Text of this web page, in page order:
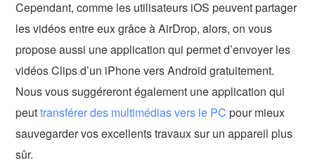
Cependant, comme les utilisateurs iOS peuvent partager
les vidéos entre eux grâce à AirDrop, alors, on vous
propose aussi une application qui permet d’envoyer les
vidéos Clips d’un iPhone vers Android gratuitement.
Nous vous suggéreront également une application qui
peuttransférer des multimédias vers le PC pour mieux
sauvegarder vos excellents travaux sur un appareil plus
sûr.